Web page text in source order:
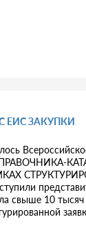
ЕИС ЗАКУПКИ
свыше 10